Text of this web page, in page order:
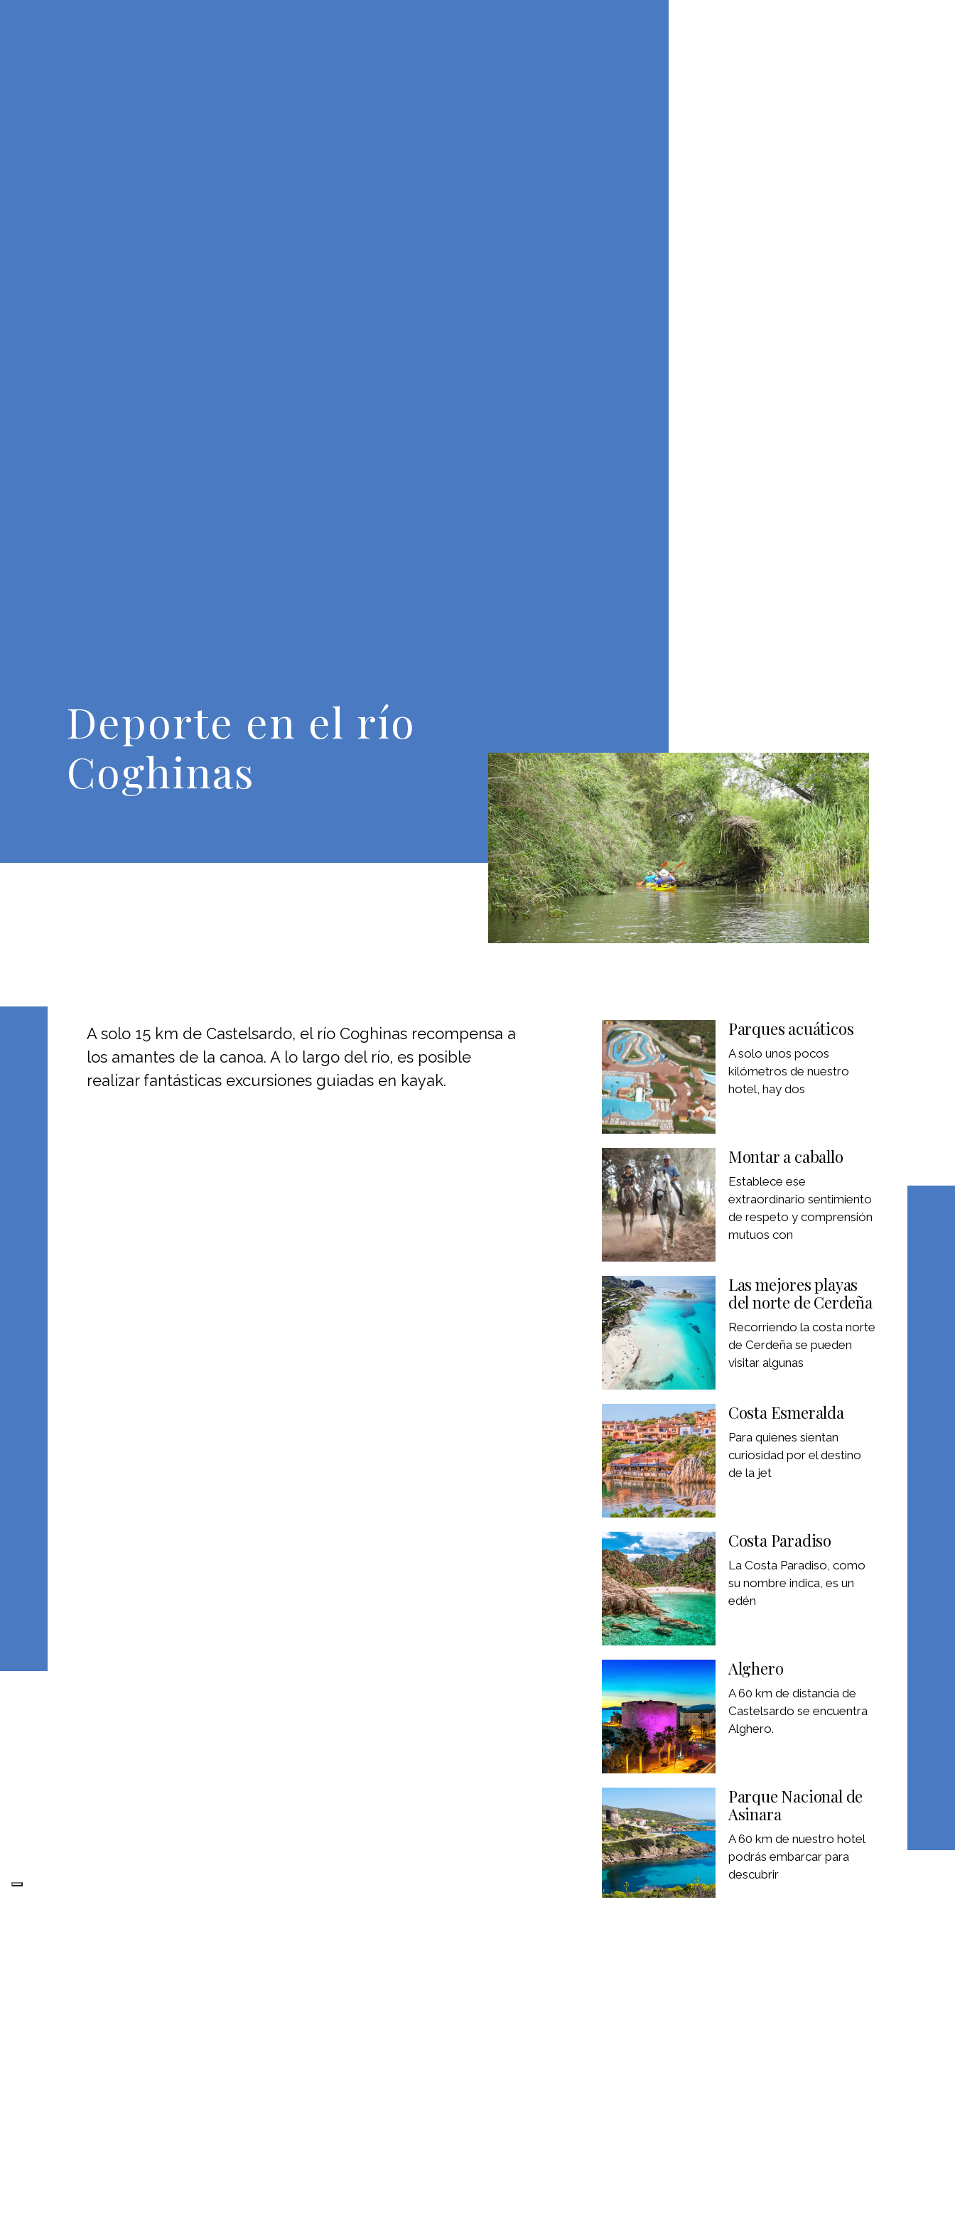
Deporte en el río
Coghinas
A solo 15 km de Castelsardo, el río Coghinas recompensa a
los amantes de la canoa. A lo largo del río, es posible
realizar fantásticas excursiones guiadas en kayak.
Parques acuáticos
A solo unos pocos
kilómetros de nuestro
hotel, hay dos
Montar a caballo
Establece ese
extraordinario sentimiento
de respeto y comprensión
mutuos con
Las mejores playas
del norte de Cerdeña
Recorriendo la costa norte
de Cerdeña se pueden
visitar algunas
Costa Esmeralda
Para quienes sientan
curiosidad por el destino
de la jet
Costa Paradiso
La Costa Paradiso, como
su nombre indica, es un
edén
Alghero
A 60 km de distancia de
Castelsardo se encuentra
Alghero.
Parque Nacional de
Asinara
A 60 km de nuestro hotel
podrás embarcar para
descubrir